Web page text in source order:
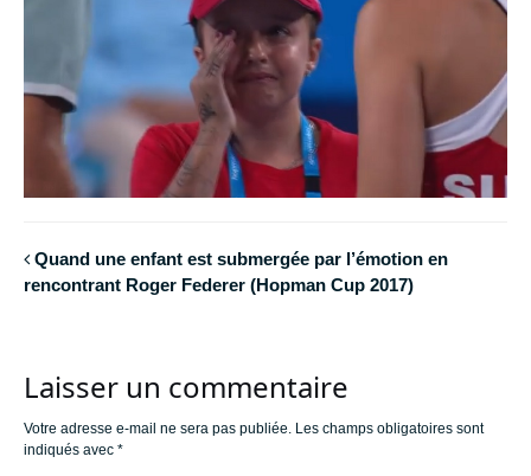
Quand une enfant est submergée par l’émotion en
rencontrant Roger Federer (Hopman Cup 2017)
Laisser un commentaire
Votre adresse e-mail ne sera pas publiée. Les champs obligatoires sont
indiqués avec *